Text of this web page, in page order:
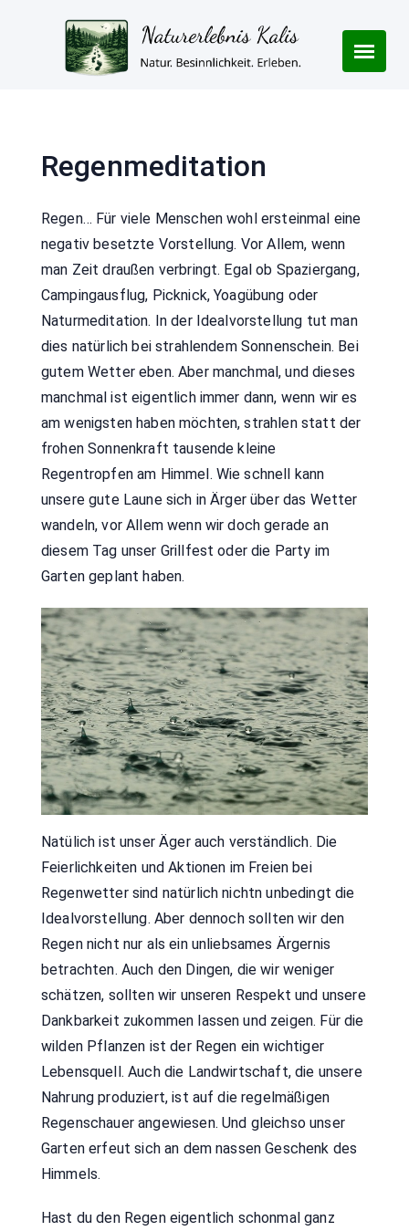
Regenmeditation
Regen… Für viele Menschen wohl ersteinmal eine
negativ besetzte Vorstellung. Vor Allem, wenn
man Zeit draußen verbringt. Egal ob Spaziergang,
Campingausflug, Picknick, Yoagübung oder
Naturmeditation. In der Idealvorstellung tut man
dies natürlich bei strahlendem Sonnenschein. Bei
gutem Wetter eben. Aber manchmal, und dieses
manchmal ist eigentlich immer dann, wenn wir es
am wenigsten haben möchten, strahlen statt der
frohen Sonnenkraft tausende kleine
Regentropfen am Himmel. Wie schnell kann
unsere gute Laune sich in Ärger über das Wetter
wandeln, vor Allem wenn wir doch gerade an
diesem Tag unser Grillfest oder die Party im
Garten geplant haben.
Natülich ist unser Äger auch verständlich. Die
Feierlichkeiten und Aktionen im Freien bei
Regenwetter sind natürlich nichtn unbedingt die
Idealvorstellung. Aber dennoch sollten wir den
Regen nicht nur als ein unliebsames Ärgernis
betrachten. Auch den Dingen, die wir weniger
schätzen, sollten wir unseren Respekt und unsere
Dankbarkeit zukommen lassen und zeigen. Für die
wilden Pflanzen ist der Regen ein wichtiger
Lebensquell. Auch die Landwirtschaft, die unsere
Nahrung produziert, ist auf die regelmäßigen
Regenschauer angewiesen. Und gleichso unser
Garten erfeut sich an dem nassen Geschenk des
Himmels.
Hast du den Regen eigentlich schonmal ganz